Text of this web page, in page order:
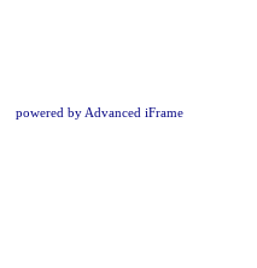
powered by Advanced iFrame